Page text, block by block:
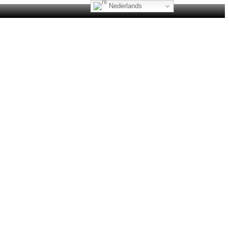
Nederlands